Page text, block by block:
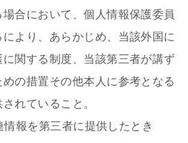
合において、個人情報保護委員
より、あらかじめ、当該外国に
関する制度、当該第三者が講ず
の措置その他本人に参考となる
れていること。
報を第三者に提供したとき